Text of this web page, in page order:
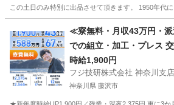
この土日のみ特別に出品させて頂きます。 1950年代
京成立石駅 アクセサリー
≪寮無料・月収43万円・
での組立・加工・プレス
時給1,900円
フジ技研株式会社 神奈川支店
神奈川県 藤沢市